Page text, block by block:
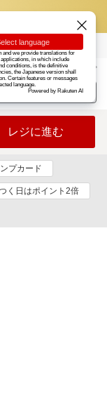
カード
知らせ ヘルプ
ログイン
レジに進む
プカード
く日はポイント2倍